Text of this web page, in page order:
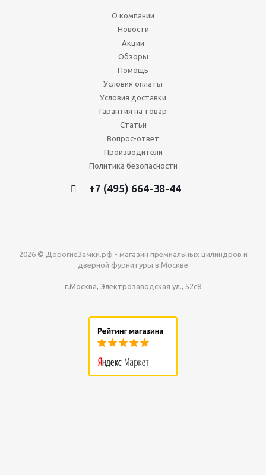
О компании
Новости
Акции
Обзоры
Помощь
Условия оплаты
Условия доставки
Гарантия на товар
Статьи
Вопрос-ответ
Производители
Политика безопасности
+7 (495) 664-38-44
2026 © ДорогиеЗамки.рф - магазин премиальных цилиндров и
дверной фурнитуры в Москве
г.Москва, Электрозаводская ул., 52с8